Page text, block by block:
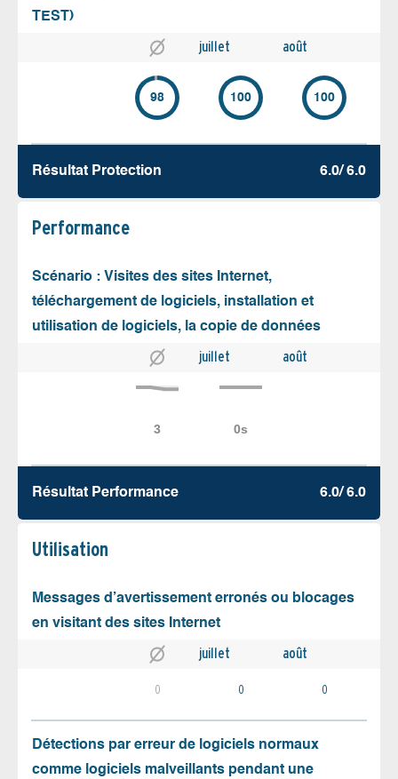
TEST)
juillet août
98 100 100
Résultat Protection 6.0/ 6.0
Performance
Scénario : Visites des sites Internet,
téléchargement de logiciels, installation et
utilisation de logiciels, la copie de données
juillet août
Résultat Performance 6.0/ 6.0
Utilisation
Messages d’avertissement erronés ou blocages
en visitant des sites Internet
juillet août
0 0 0
Détections par erreur de logiciels normaux
comme logiciels malveillants pendant une